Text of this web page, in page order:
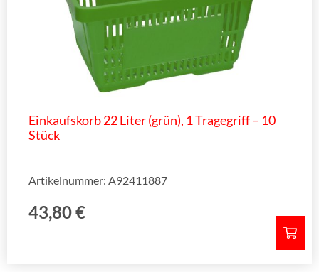
Einkaufskorb 22 Liter (grün), 1 Tragegriff – 10
Stück
43,80€
Artikelnummer: A92411887